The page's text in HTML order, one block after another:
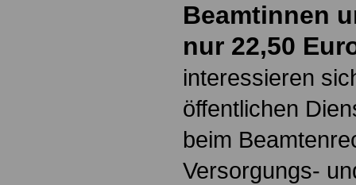
Beamtinnen
nur 22,50
interessieren
öffentlichen
beim
Versorgungs-